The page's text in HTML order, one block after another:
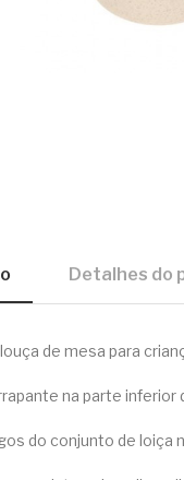
Detalhes do
de mesa para
na parte
do conjunto de loiça